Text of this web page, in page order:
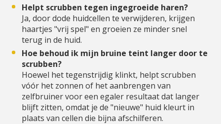
Helpt scrubben tegen ingegroeide haren?
Ja, door dode huidcellen te verwijderen, krijgen
haartjes "vrij spel" en groeien ze minder snel
terug in de huid.
Hoe behoud ik mijn bruine teint langer door te
scrubben?
Hoewel het tegenstrijdig klinkt, helpt scrubben
vóór het zonnen of het aanbrengen van
zelfbruiner voor een egaler resultaat dat langer
blijft zitten, omdat je de "nieuwe" huid kleurt in
plaats van cellen die bijna afschilferen.